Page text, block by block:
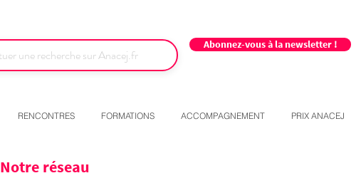
Abonnez-vous à la newsletter !
RENCONTRES FORMATIONS ACCOMPAGNEMENT PRIX ANACEJ
Notre réseau